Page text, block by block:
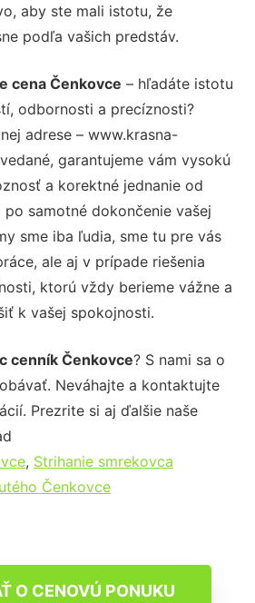
aby ste mali istotu, že
podľa vašich predstáv.
cena Čenkovce – hľadáte istotu
odbornosti a precíznosti?
adrese – www.krasna-
garantujeme vám vysokú
a korektné jednanie od
samotné dokončenie vašej
sme iba ľudia, sme tu pre vás
ale aj v prípade riešenia
ktorú vždy berieme vážne a
k vašej spokojnosti.
cenník Čenkovce? S nami sa o
Neváhajte a kontaktujte
Prezrite si aj ďalšie naše
, Strihanie smrekovca
Čenkovce
O CENOVÚ PONUKU